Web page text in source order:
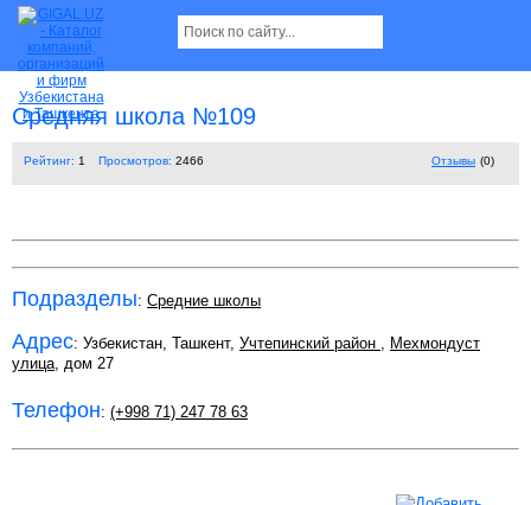
Средняя школа №109
Рейтинг: 1 Просмотров: 2466 Отзывы (0)
Подразделы: Средние школы
Адрес: Узбекистан, Ташкент, Учтепинский район , Мехмондуст
улица, дом 27
Телефон: (+998 71) 247 78 63